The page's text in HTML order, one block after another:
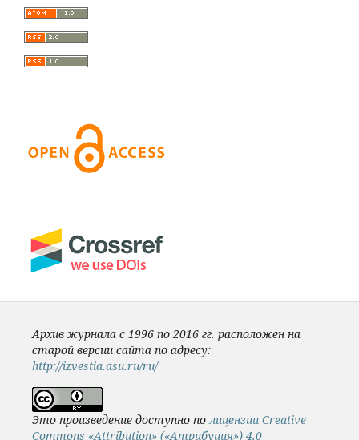
Архив журнала с 1996 по 2016 гг. расположен на
старой версии сайта по адресу:
http://izvestia.asu.ru/ru/
Это произведение доступно полицензии Creative
Commons «Attribution» («Атрибуция») 4.0